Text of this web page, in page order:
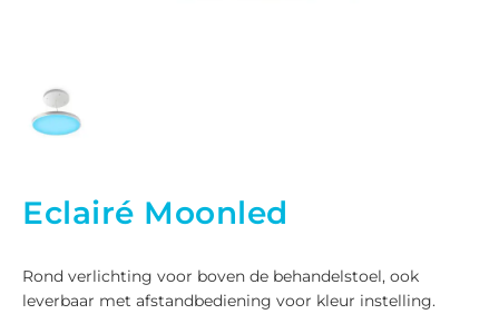
Eclairé Moonled
Rond verlichting voor boven de behandelstoel, ook
leverbaar met afstandbediening voor kleur instelling.